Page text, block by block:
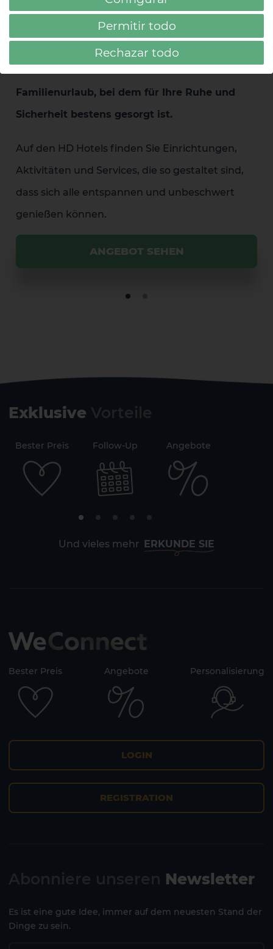
Gran Canaria
Plane deinen Familienurlaub
mit Sicherheit
Familienurlaub, bei dem für Ihre Ruhe und
Sicherheit bestens gesorgt ist.
Auf den HD Hotels finden Sie Einrichtungen,
Aktivitäten und Services, die so gestaltet sind,
dass sich alle entspannen und unbeschwert
genießen können.
ANGEBOT SEHEN
Exklusive
Und vieles mehr ERKUNDE SIE
Bester Preis Follow-Up Angebote
Bester Preis Angebote Personalisierung
LOGIN
REGISTRATION
Newsletter
Es ist eine gute Idee, immer auf dem neuesten Stand der
Dinge zu sein.
Permitir todo
Rechazar todo